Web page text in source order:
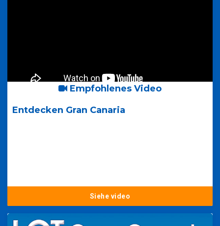
Empfohlenes Video
Entdecken Gran Canaria
Siehe video